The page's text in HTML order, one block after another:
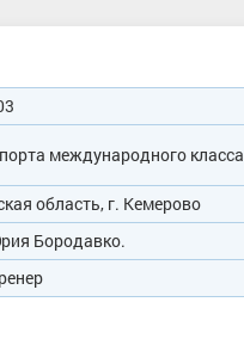
международного класса
область, г. Кемерово
Бородавко.